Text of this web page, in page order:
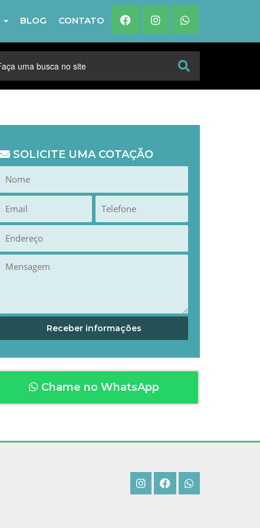
BLOG CONTATO
SOLICITE UMA COTAÇÃO
Chame no WhatsApp